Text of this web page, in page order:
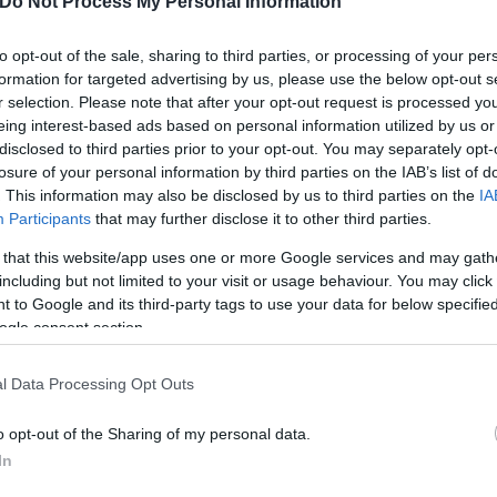
opt-out of the sale, sharing to third parties, or processing of your
for targeted advertising by us, please use the below opt-out
selection. Please note that after your opt-out request is processed
interest-based ads based on personal information utilized by us
to third parties prior to your opt-out. You may separately
of your personal information by third parties on the IAB’s list of
This information may also be disclosed by us to third parties on the
Participants that may further disclose it to other third parties.
that this website/app uses one or more Google services and may
but not limited to your visit or usage behaviour. You may
to Google and its third-party tags to use your data for below
consent section.
Data Processing Opt Outs
opt-out of the Sharing of my personal data.
εισαγγελία του Αρείου Πάγου από ΠΑΣΟΚ και
- Κουκάκη, επανεξέτασης των καταγγελιών
των υποκλοπών - Τι είπε η μάρτυρας για το
Νίκος Ανδρουλάκης Χρήστος Σπίρτζης